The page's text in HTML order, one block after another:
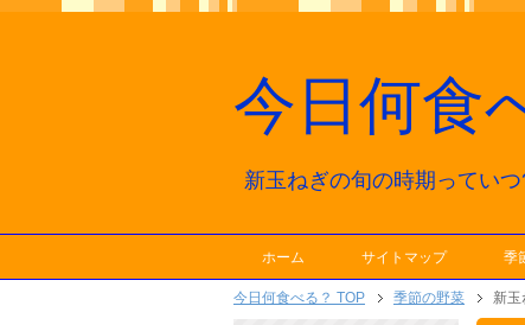
今日何食
新玉ねぎの旬の時期ってい
ホーム サイトマップ 季
今日何食べる？ TOP 季節の野菜 新